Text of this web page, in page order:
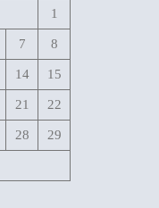
1
7 8
14 15
21 22
28 29